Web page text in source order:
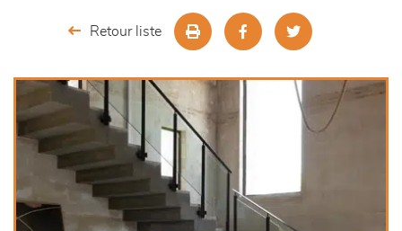
meubles de complément
chambres et dressing
literie
décoration
Retour liste